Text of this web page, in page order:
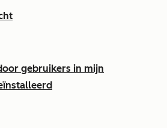
gebruikers in mijn